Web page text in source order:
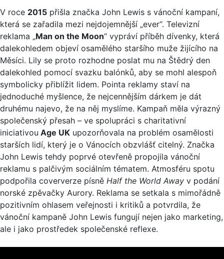
V roce 2015 přišla značka John Lewis s vánoční kampaní,
která se zařadila mezi nejdojemnější „ever“. Televizní
reklama „Man on the Moon“ vypráví příběh dívenky, která
dalekohledem objeví osamělého staršího muže žijícího na
Měsíci. Lily se proto rozhodne poslat mu na Štědrý den
dalekohled pomocí svazku balónků, aby se mohl alespoň
symbolicky přiblížit lidem. Pointa reklamy staví na
jednoduché myšlence, že nejcennějším dárkem je dát
druhému najevo, že na něj myslíme. Kampaň měla výrazný
společenský přesah – ve spolupráci s charitativní
iniciativou Age UK upozorňovala na problém osamělosti
starších lidí, který je o Vánocích obzvlášť citelný. Značka
John Lewis tehdy poprvé otevřeně propojila vánoční
reklamu s palčivým sociálním tématem. Atmosféru spotu
podpořila coververze písně Half the World Away v podání
norské zpěvačky Aurory. Reklama se setkala s mimořádně
pozitivním ohlasem veřejnosti i kritiků a potvrdila, že
vánoční kampaně John Lewis fungují nejen jako marketing,
ale i jako prostředek společenské reflexe.